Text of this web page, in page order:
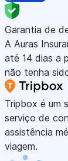
Garantia de
A Auras
até 14 dias a
não tenha
Tripbox é um
serviço de
assistência
viagem.